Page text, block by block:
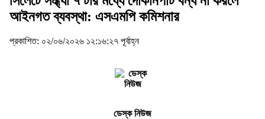
আইনগত ব্যবস্থা: এসএমপি কমিশনার
প্রকাশিত: ০২/০৬/২০২৬ ১২:১৬:২৭ পূর্বাহ্ন
ডেস্ক নিউজ